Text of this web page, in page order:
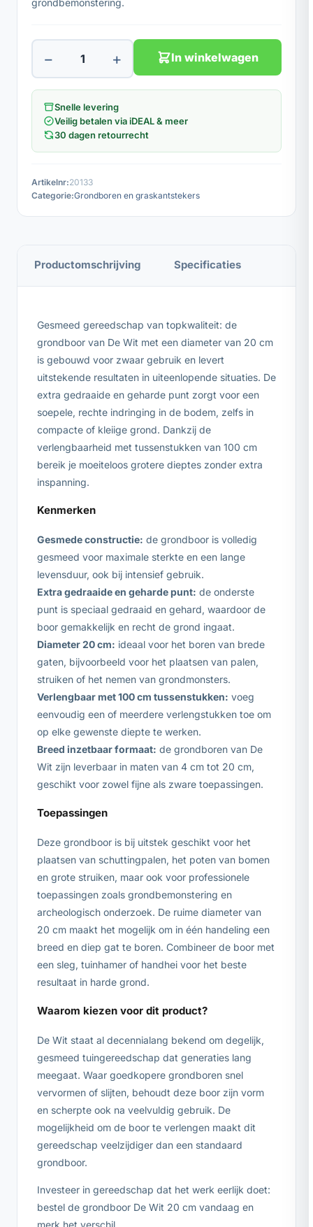
− + In winkelwagen
Snelle levering
Veilig betalen via iDEAL & meer
30 dagen retourrecht
Artikelnr:20133
Categorie:Grondboren en graskantstekers
Productomschrijving Specificaties
Gesmeed gereedschap van topkwaliteit: de
grondboor van De Wit met een diameter van 20 cm
is gebouwd voor zwaar gebruik en levert
uitstekende resultaten in uiteenlopende situaties. De
extra gedraaide en geharde punt zorgt voor een
soepele, rechte indringing in de bodem, zelfs in
compacte of kleiige grond. Dankzij de
verlengbaarheid met tussenstukken van 100 cm
bereik je moeiteloos grotere dieptes zonder extra
inspanning.
Kenmerken
Gesmede constructie: de grondboor is volledig
gesmeed voor maximale sterkte en een lange
levensduur, ook bij intensief gebruik.
Extra gedraaide en geharde punt: de onderste
punt is speciaal gedraaid en gehard, waardoor de
boor gemakkelijk en recht de grond ingaat.
Diameter 20 cm: ideaal voor het boren van brede
gaten, bijvoorbeeld voor het plaatsen van palen,
struiken of het nemen van grondmonsters.
Verlengbaar met 100 cm tussenstukken: voeg
eenvoudig een of meerdere verlengstukken toe om
op elke gewenste diepte te werken.
Breed inzetbaar formaat: de grondboren van De
Wit zijn leverbaar in maten van 4 cm tot 20 cm,
geschikt voor zowel fijne als zware toepassingen.
Toepassingen
Deze grondboor is bij uitstek geschikt voor het
plaatsen van schuttingpalen, het poten van bomen
en grote struiken, maar ook voor professionele
toepassingen zoals grondbemonstering en
archeologisch onderzoek. De ruime diameter van
20 cm maakt het mogelijk om in één handeling een
breed en diep gat te boren. Combineer de boor met
een sleg, tuinhamer of handhei voor het beste
resultaat in harde grond.
Waarom kiezen voor dit product?
De Wit staat al decennialang bekend om degelijk,
gesmeed tuingereedschap dat generaties lang
meegaat. Waar goedkopere grondboren snel
vervormen of slijten, behoudt deze boor zijn vorm
en scherpte ook na veelvuldig gebruik. De
mogelijkheid om de boor te verlengen maakt dit
gereedschap veelzijdiger dan een standaard
grondboor.
Investeer in gereedschap dat het werk eerlijk doet:
bestel de grondboor De Wit 20 cm vandaag en